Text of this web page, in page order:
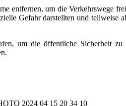
entfernen, um die Verkehrswege
Gefahr darstellten und
um die öffentliche Sicherheit